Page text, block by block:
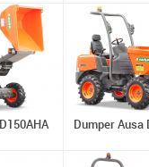
Dumper Ausa